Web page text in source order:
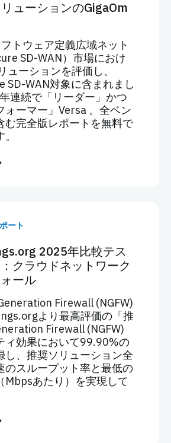
ューションのGigaOm
トウェア定義広域ネット
SD-WAN）市場におけ
ューションを評価し、
SD-WAN対象に含まれまし
連続で「リーダー」かつ
ォーマー」Versa 。全ベン
む完全版レポートを無料で
ート
2025年比較テス
クラウドネットワーク
ール
Firewall (NGFW)
より最高評価の「推
Firewall (NGFW)
ィ効果において99.90%の
し、推奨ソリューション全
のスループット率と最低の
Mbpsあたり）を実現して